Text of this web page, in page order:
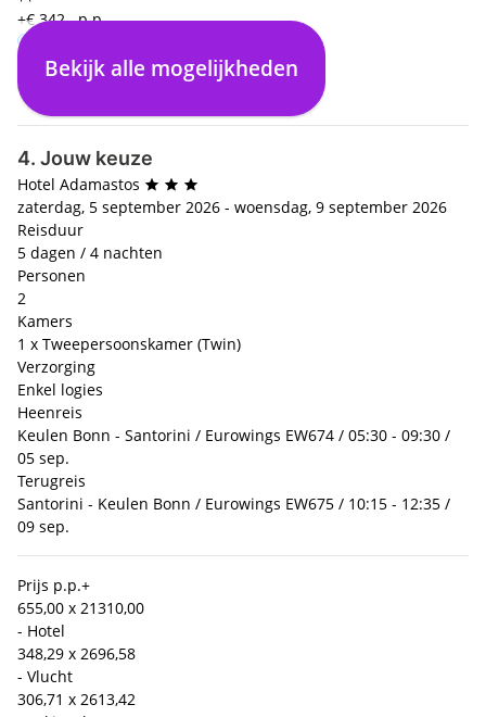
+€ 342,- p.p.
Enkel logies
€ 0,- p.p.
Bekijk alle mogelijkheden
4. Jouw keuze
Hotel Adamastos
zaterdag, 5 september 2026 - woensdag, 9 september 2026
Reisduur
5 dagen / 4 nachten
Personen
2
Kamers
1 x Tweepersoonskamer (Twin)
Verzorging
Enkel logies
Heenreis
Keulen Bonn - Santorini / Eurowings EW674 / 05:30 - 09:30 /
05 sep.
Terugreis
Santorini - Keulen Bonn / Eurowings EW675 / 10:15 - 12:35 /
09 sep.
Prijs p.p.+
655,00 x 21310,00
- Hotel
348,29 x 2696,58
- Vlucht
306,71 x 2613,42